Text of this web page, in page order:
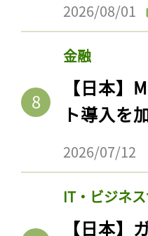
2026/08/01
金融
【日本
ト導入を
2026/07/12
IT・ビジネ
【日本